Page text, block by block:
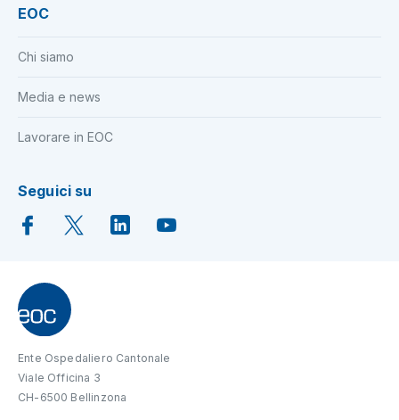
EOC
Chi siamo
Media e news
Lavorare in EOC
Seguici su
Ente Ospedaliero Cantonale
Viale Officina 3
CH-6500 Bellinzona